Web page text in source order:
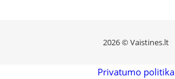
2026 © Vaistines.lt
Privatumo politika